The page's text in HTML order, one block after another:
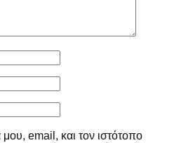
email, και τον ιστότοπο